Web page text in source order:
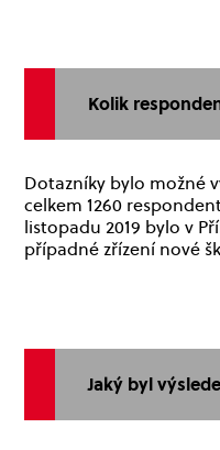
Kolik
Dotazníky bylo možné
celkem 1260
listopadu 2019 bylo v
případné zřízení nové
Jaký byl